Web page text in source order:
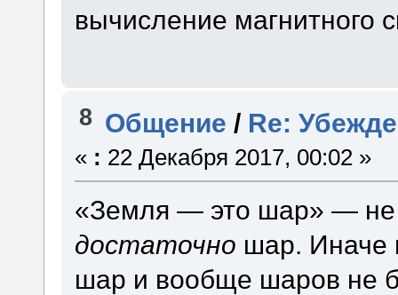
вычисление магнитного
8 Общение / Re:
« : 22 Декабря 2017, 00:02 »
«Земля — это шар» —
достаточно шар. Иначе
шар и вообще шаров не